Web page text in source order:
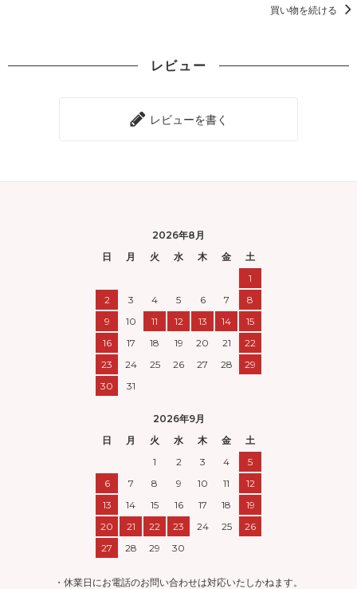
買い物を続ける
レビュー
レビューを書く
2026年8月
日
月 火 水 木 金
土
1
2
3 4 5 6 7
8
9
10 11 12 13 14
15
16
17 18 19 20 21
22
23
24 25 26 27 28
29
30
31
2026年9月
日
月 火 水 木 金
土
1
2 3 4
5
6
7 8 9 10 11
12
13
14 15 16 17 18
19
20
21 22 23 24 25
26
27
28 29 30
・休業日にお電話のお問い合わせは対応いたしかねます。